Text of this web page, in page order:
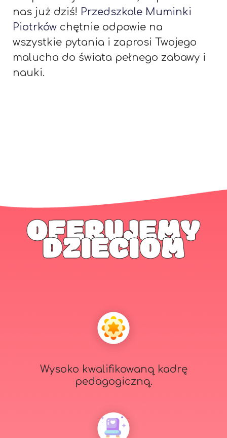
nas już dziś! Przedszkole Muminki
Piotrków chętnie odpowie na
wszystkie pytania i zaprosi Twojego
malucha do świata pełnego zabawy i
nauki.
OFERUJEMY
DZIECIOM
Wysoko kwalifikowaną kadrę
pedagogiczną.